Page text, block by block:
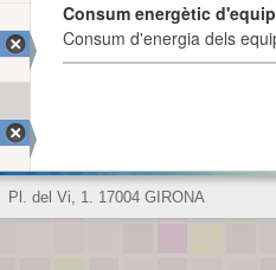
Consum energètic
Consum d'energia dels
Pl. del Vi, 1. 17004 GIRONA